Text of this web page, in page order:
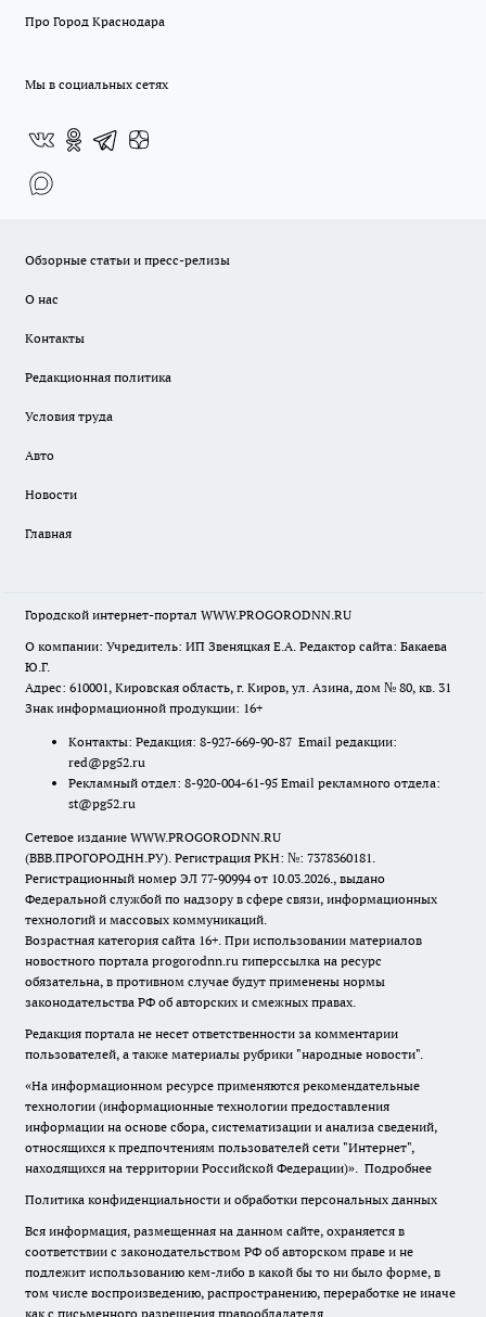
Про Город Краснодара
Мы в социальных сетях
Обзорные статьи и пресс-релизы
О нас
Контакты
Редакционная политика
Условия труда
Авто
Новости
Главная
Городской интернет-портал WWW.PROGORODNN.RU
О компании: Учредитель: ИП Звеняцкая Е.А. Редактор сайта: Бакаева
Ю.Г.
Адрес: 610001, Кировская область, г. Киров, ул. Азина, дом № 80, кв. 31
Знак информационной продукции: 16+
Контакты: Редакция: 8-927-669-90-87 Email редакции:
red@pg52.ru
Рекламный отдел: 8-920-004-61-95 Email рекламного отдела:
st@pg52.ru
Сетевое издание WWW.PROGORODNN.RU
(ВВВ.ПРОГОРОДНН.РУ). Регистрация РКН: №: 7378360181.
Регистрационный номер ЭЛ 77-90994 от 10.03.2026., выдано
Федеральной службой по надзору в сфере связи, информационных
технологий и массовых коммуникаций.
Возрастная категория сайта 16+. При использовании материалов
новостного портала progorodnn.ru гиперссылка на ресурс
обязательна, в противном случае будут применены нормы
законодательства РФ об авторских и смежных правах.
Редакция портала не несет ответственности за комментарии
пользователей, а также материалы рубрики "народные новости".
«На информационном ресурсе применяются рекомендательные
технологии (информационные технологии предоставления
информации на основе сбора, систематизации и анализа сведений,
относящихся к предпочтениям пользователей сети "Интернет",
находящихся на территории Российской Федерации)». Подробнее
Политика конфиденциальности и обработки персональных данных
Вся информация, размещенная на данном сайте, охраняется в
соответствии с законодательством РФ об авторском праве и не
подлежит использованию кем-либо в какой бы то ни было форме, в
том числе воспроизведению, распространению, переработке не иначе
как с письменного разрешения правообладателя.